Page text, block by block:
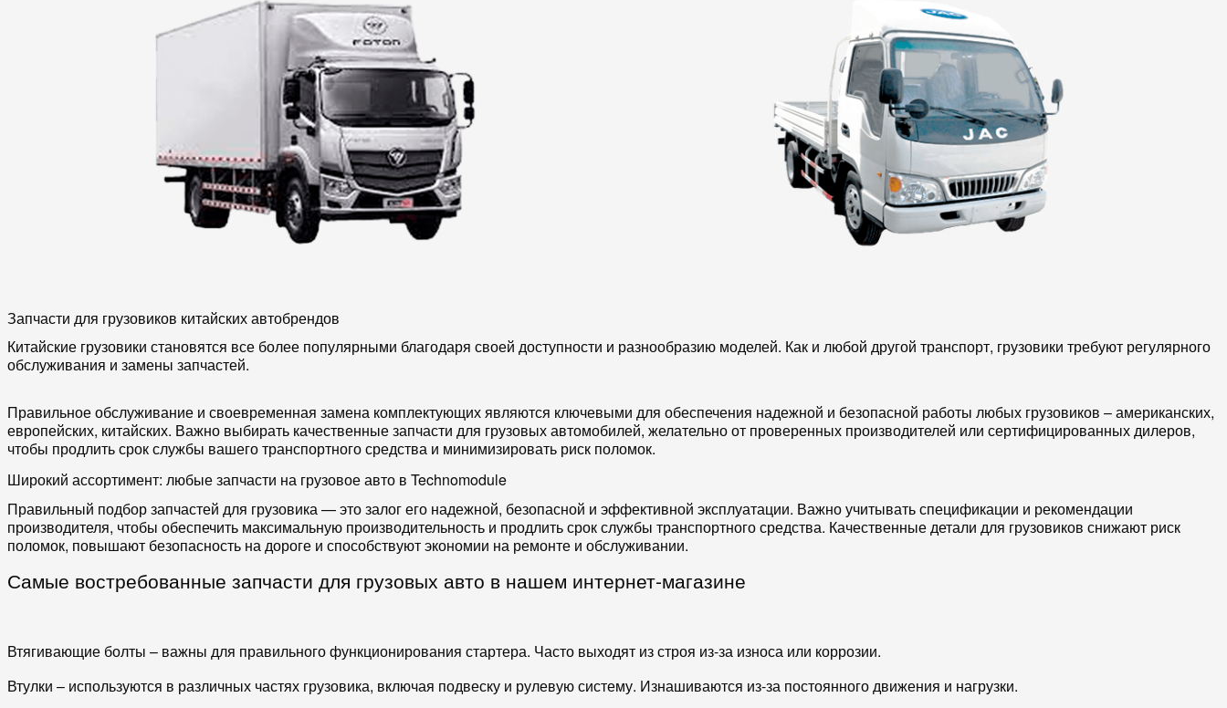
Запчасти для грузовиков китайских автобрендов
Китайские грузовики становятся все более популярными благодаря своей доступности и разнообразию моделей. Как и любой другой транспорт, грузовики требуют регулярного
обслуживания и замены запчастей.
Правильное обслуживание и своевременная замена комплектующих являются ключевыми для обеспечения надежной и безопасной работы любых грузовиков – американских,
европейских, китайских. Важно выбирать качественные запчасти для грузовых автомобилей, желательно от проверенных производителей или сертифицированных дилеров,
чтобы продлить срок службы вашего транспортного средства и минимизировать риск поломок.
Широкий ассортимент: любые запчасти на грузовое авто в Technomodule
Правильный подбор запчастей для грузовика — это залог его надежной, безопасной и эффективной эксплуатации. Важно учитывать спецификации и рекомендации
производителя, чтобы обеспечить максимальную производительность и продлить срок службы транспортного средства. Качественные детали для грузовиков снижают риск
поломок, повышают безопасность на дороге и способствуют экономии на ремонте и обслуживании.
Самые востребованные запчасти для грузовых авто в нашем интернет-магазине
Втягивающие болты – важны для правильного функционирования стартера. Часто выходят из строя из-за износа или коррозии.
Втулки – используются в различных частях грузовика, включая подвеску и рулевую систему. Изнашиваются из-за постоянного движения и нагрузки.